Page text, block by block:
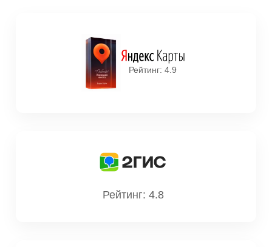
Врач-рентгенолог
Рейтинг: 4.9
Рейтинг: 4.8